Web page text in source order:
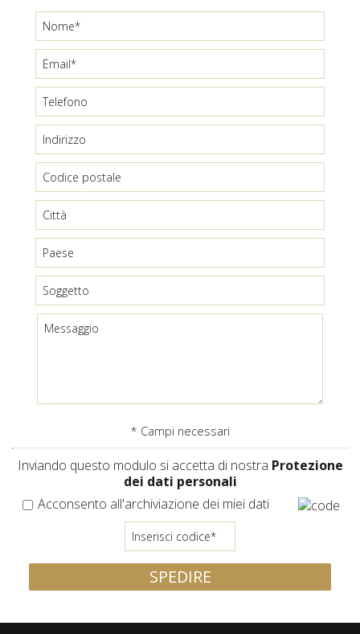
* Campi necessari
Inviando questo modulo si accetta di nostra Protezione
dei dati personali
Acconsento all'archiviazione dei miei dati
SPEDIRE